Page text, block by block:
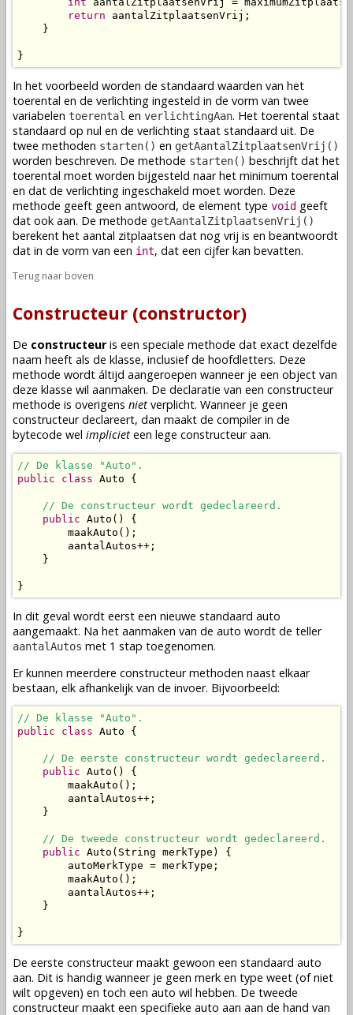
return aantalZitplaatsenVrij;
    }
}
In het voorbeeld worden de standaard waarden van het
toerental en de verlichting ingesteld in de vorm van twee
variabelen toerental en verlichtingAan. Het toerental staat
standaard op nul en de verlichting staat standaard uit. De
twee methoden starten() en getAantalZitplaatsenVrij()
worden beschreven. De methode starten() beschrijft dat het
toerental moet worden bijgesteld naar het minimum toerental
en dat de verlichting ingeschakeld moet worden. Deze
methode geeft geen antwoord, de element type void geeft
dat ook aan. De methode getAantalZitplaatsenVrij()
berekent het aantal zitplaatsen dat nog vrij is en beantwoordt
dat in de vorm van een int, dat een cijfer kan bevatten.
Terug naar boven
Constructeur (constructor)
De constructeuris een speciale methode dat exact dezelfde
naam heeft als de klasse, inclusief de hoofdletters. Deze
methode wordt áltijd aangeroepen wanneer je een object van
deze klasse wil aanmaken. De declaratie van een constructeur
methode is overigens niet verplicht. Wanneer je geen
constructeurdeclareert, dan maakt de compiler in de
bytecode wel impliciet een lege constructeur aan.
// De klasse "Auto".
public
class Auto {
// De constructeur wordt gedeclareerd.
public Auto() {
        maakAuto();
        aantalAutos++;
    }
}
In dit geval wordt eerst een nieuwe standaard auto
aangemaakt. Na het aanmaken van de auto wordt de teller
aantalAutos met 1 stap toegenomen.
Er kunnen meerdere constructeurmethoden naast elkaar
bestaan, elk afhankelijk van de invoer. Bijvoorbeeld:
// De klasse "Auto".
public
class Auto {
// De eerste constructeur wordt gedeclareerd.
public Auto() {
        maakAuto();
        aantalAutos++;
    }
// De tweede constructeur wordt gedeclareerd.
public Auto(String merkType) {
        autoMerkType = merkType;
        maakAuto();
        aantalAutos++;
    }
}
De eerste constructeur maakt gewoon een standaard auto
aan. Dit is handig wanneer je geen merk en type weet (of niet
wilt opgeven) en toch een auto wil hebben. De tweede
constructeur maakt een specifieke auto aan aan de hand van